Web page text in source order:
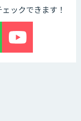
ックできます！